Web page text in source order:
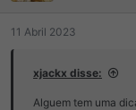
11 Abril 2023
xjackx disse:
Alguem tem uma